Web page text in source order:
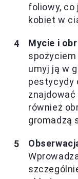
foliowy,
kobiet w
Mycie i
spożyciem
umyj ją w
pestycydy
znajdować
również
gromadzą